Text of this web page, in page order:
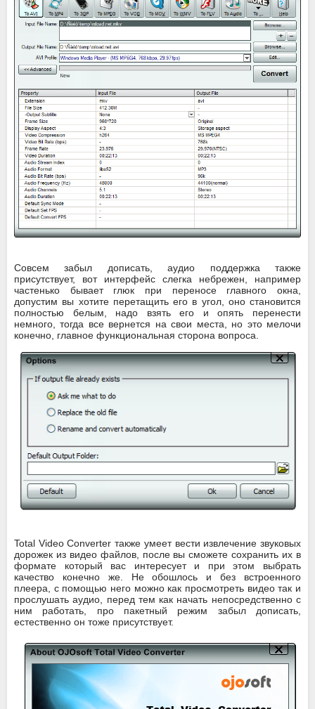
Совсем забыл дописать, аудио поддержка также
присутствует, вот интерфейс слегка небрежен, например
частенько бывает глюк при переносе главного окна,
допустим вы хотите перетащить его в угол, оно становится
полностью белым, надо взять его и опять перенести
немного, тогда все вернется на свои места, но это мелочи
конечно, главное функциональная сторона вопроса.
Total Video Converter также умеет вести извлечение звуковых
дорожек из видео файлов, после вы сможете сохранить их в
формате который вас интересует и при этом выбрать
качество конечно же. Не обошлось и без встроенного
плеера, с помощью него можно как просмотреть видео так и
прослушать аудио, перед тем как начать непосредственно с
ним работать, про пакетный режим забыл дописать,
естественно он тоже присутствует.